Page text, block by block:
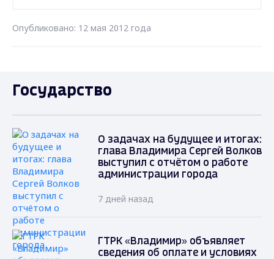
Опубликовано: 12 мая 2012 года
Государство
О задачах на будущее и итогах:
глава Владимира Сергей Волков
выступил с отчётом о работе
администрации города
7 дней назад
ГТРК «Владимир» объявляет
сведения об оплате и условиях